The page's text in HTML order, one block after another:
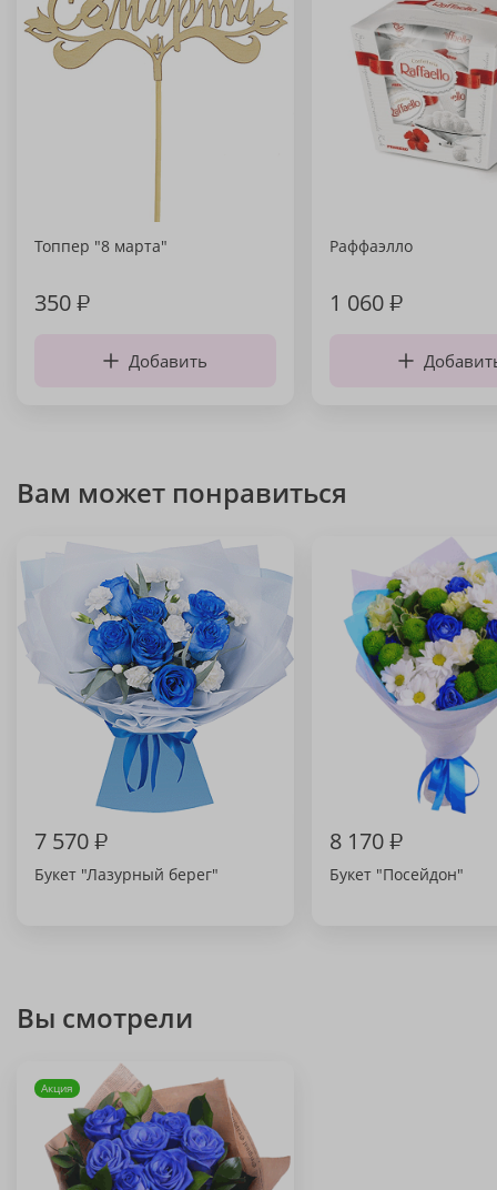
Топпер "8 марта"
350₽
Добавить
Раффаэлло
1 060₽
Вам может понравиться
7 570₽
Букет "Лазурный берег"
8 170₽
Букет "Посейдон"
Вы смотрели
Акция